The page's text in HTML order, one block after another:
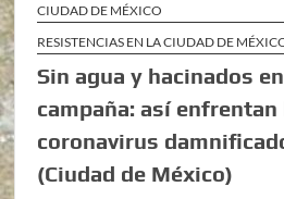
CIUDAD DE MÉXICO
RESISTENCIAS EN LA CIUDAD DE
Sin agua y hacinados
campaña: así enfrentan
coronavirus
(Ciudad de México)